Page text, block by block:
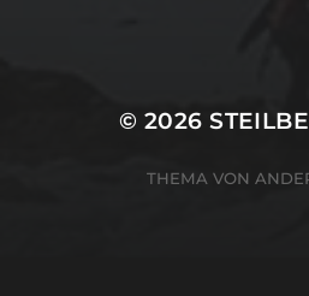
© 2026
THEMA VON